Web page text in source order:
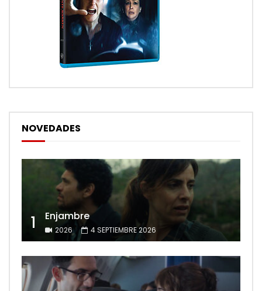
NOVEDADES
1 Enjambre
2026 4 SEPTIEMBRE 2026